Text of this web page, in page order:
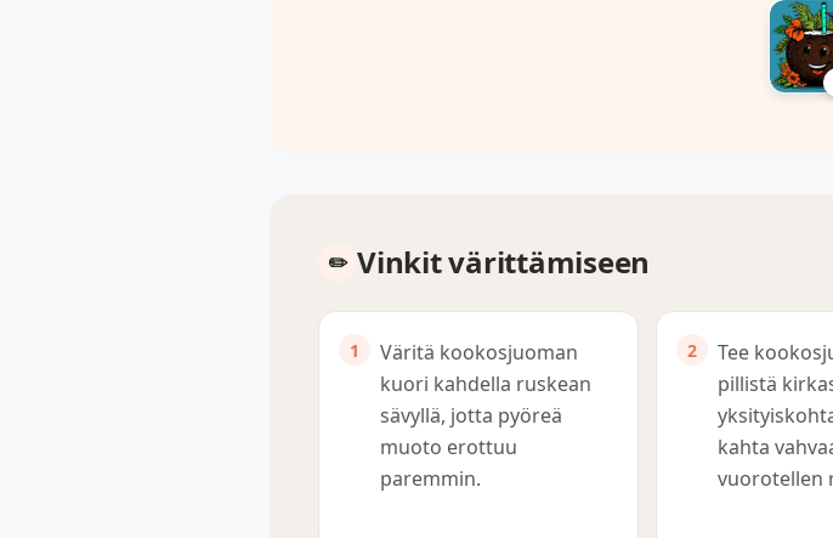
Vinkit värittämiseen
Väritä kookosjuoman
kuori kahdella ruskean
sävyllä, jotta pyöreä
muoto erottuu
paremmin.
Tee
pillistä
kahta
vuorotellen